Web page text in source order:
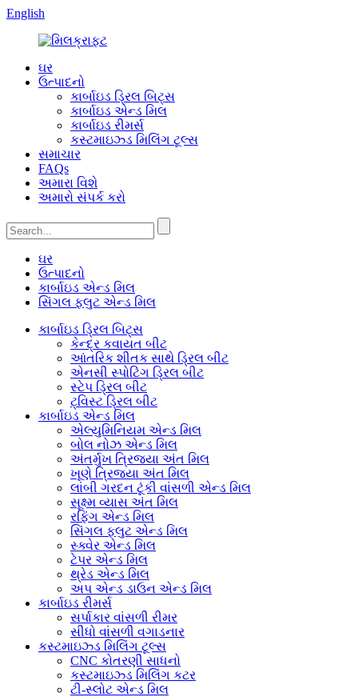
English
ઘર
ઉત્પાદનો
કાર્બાઇડ ડ્રિલ બિટ્સ
કાર્બાઇડ એન્ડ મિલ
કાર્બાઇડ રીમર્સ
કસ્ટમાઇઝ્ડ મિલિંગ ટૂલ્સ
સમાચાર
FAQs
અમારા વિશે
અમારો સંપર્ક કરો
ઘર
ઉત્પાદનો
કાર્બાઇડ એન્ડ મિલ
સિંગલ ફ્લુટ એન્ડ મિલ
કાર્બાઇડ ડ્રિલ બિટ્સ
કેન્દ્ર કવાયત બીટ
આંતરિક શીતક સાથે ડ્રિલ બીટ
એનસી સ્પોટિંગ ડ્રિલ બીટ
સ્ટેપ ડ્રિલ બીટ
ટ્વિસ્ટ ડ્રિલ બીટ
કાર્બાઇડ એન્ડ મિલ
એલ્યુમિનિયમ એન્ડ મિલ
બોલ નોઝ એન્ડ મિલ
અંતર્મુખ ત્રિજ્યા અંત મિલ
ખૂણે ત્રિજ્યા અંત મિલ
લાંબી ગરદન ટૂંકી વાંસળી એન્ડ મિલ
સૂક્ષ્મ વ્યાસ અંત મિલ
રફિંગ એન્ડ મિલ
સિંગલ ફ્લુટ એન્ડ મિલ
સ્ક્વેર એન્ડ મિલ
ટેપર એન્ડ મિલ
થ્રેડ એન્ડ મિલ
અપ એન્ડ ડાઉન એન્ડ મિલ
કાર્બાઇડ રીમર્સ
સર્પાકાર વાંસળી રીમર
સીધો વાંસળી વગાડનાર
કસ્ટમાઇઝ્ડ મિલિંગ ટૂલ્સ
CNC કોતરણી સાધનો
કસ્ટમાઇઝ્ડ મિલિંગ કટર
ટી-સ્લોટ એન્ડ મિલ